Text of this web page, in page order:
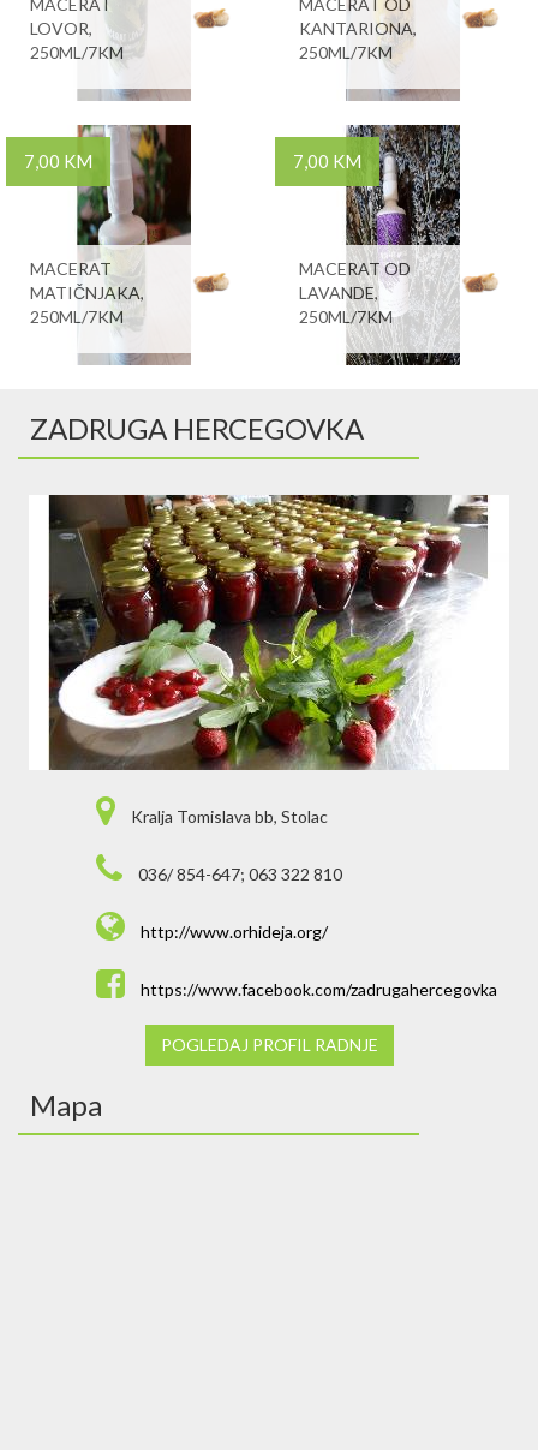
MACERAT
LOVOR,
250ML/7KM
MACERAT OD
KANTARIONA,
250ML/7KM
7,00 KM
MACERAT
MATIČNJAKA,
250ML/7KM
7,00 KM
MACERAT OD
LAVANDE,
250ML/7KM
ZADRUGA HERCEGOVKA
Kralja Tomislava bb, Stolac
036/ 854-647; 063 322 810
http://www.orhideja.org/
https://www.facebook.com/zadrugahercegovka
POGLEDAJ PROFIL RADNJE
Mapa